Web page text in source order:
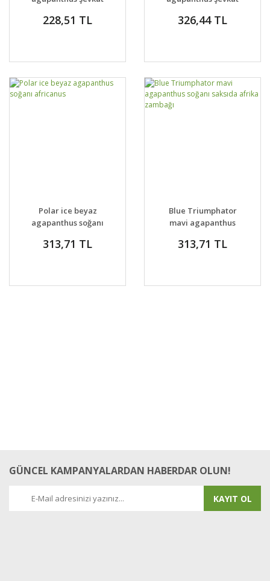
228,51 TL 326,44 TL
Polar ice beyaz
agapanthus soğanı
313,71 TL
Blue Triumphator
mavi agapanthus
zambağı
313,71 TL
GÜNCEL KAMPANYALARDAN HABERDAR OLUN!
KAYIT OL